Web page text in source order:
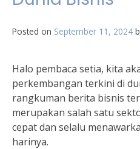
Posted on September 11, 2024
Halo pembaca setia, kita
perkembangan terkini di
rangkuman berita bisnis
merupakan salah satu
cepat dan selalu
harinya.